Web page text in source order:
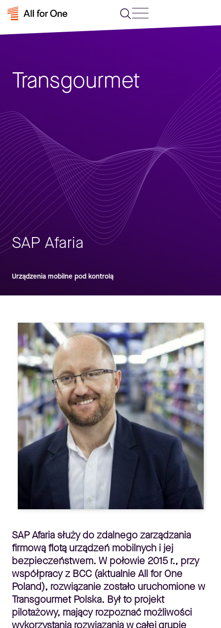
Transgourmet
SAP Afaria
Urządzenia mobilne pod kontrolą
SAP Afaria służy do zdalnego zarządzania
firmową flotą urządzeń mobilnych i jej
bezpieczeństwem. W połowie 2015 r., przy
współpracy z BCC (aktualnie All for One
Poland), rozwiązanie zostało uruchomione w
Transgourmet Polska. Był to projekt
pilotażowy, mający rozpoznać możliwości
wykorzystania rozwiązania w całej grupie